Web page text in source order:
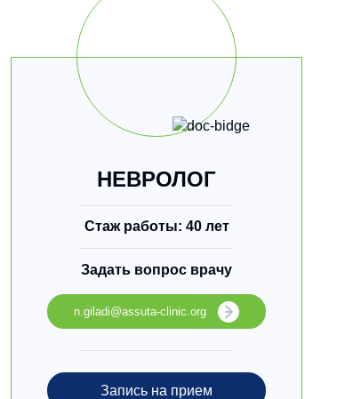
НЕВРОЛОГ
Стаж работы: 40 лет
Задать вопрос врачу
n.giladi@assuta-clinic.org
Запись на прием